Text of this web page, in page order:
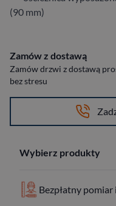
(90 mm)
Zamów z dostawą
Zamów drzwi z dostawą
bez stresu
Wybierz produkty
Bezpłatny